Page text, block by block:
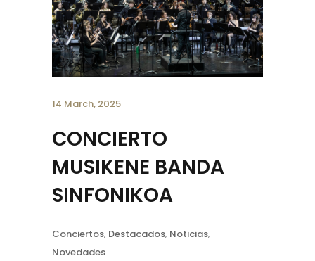
14 March, 2025
CONCIERTO
MUSIKENE BANDA
SINFONIKOA
Conciertos, Destacados, Noticias,
Novedades